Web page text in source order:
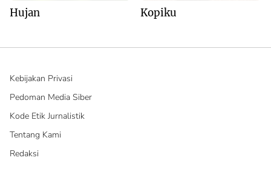
Hujan Kopiku
Kebijakan Privasi
Pedoman Media Siber
Kode Etik Jurnalistik
Tentang Kami
Redaksi